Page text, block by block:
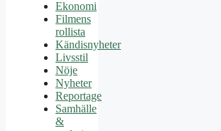
Ekonomi
Filmens
rollista
Kändisnyheter
Livsstil
Nöje
Nyheter
Reportage
Samhälle
&